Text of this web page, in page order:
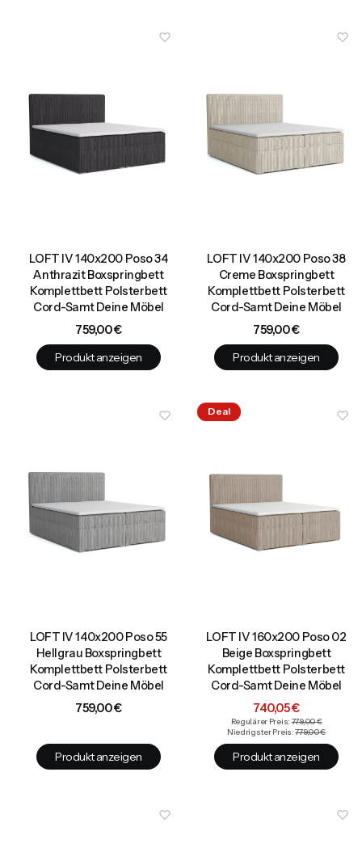
LOFT IV 140x200 Poso 34
Anthrazit Boxspringbett
Komplettbett Polsterbett
Cord-Samt Deine Möbel
Preis
759,00 €
Produkt anzeigen
LOFT IV 140x200 Poso 38
Creme Boxspringbett
Komplettbett Polsterbett
Cord-Samt Deine Möbel
Preis
759,00 €
Produkt anzeigen
LOFT IV 140x200 Poso 55
Hellgrau Boxspringbett
Komplettbett Polsterbett
Cord-Samt Deine Möbel
Preis
759,00 €
Produkt anzeigen
Deal
LOFT IV 160x200 Poso 02
Beige Boxspringbett
Komplettbett Polsterbett
Cord-Samt Deine Möbel
Aktionspreis
740,05 €
Regulärer Preis: 779,00 €
Niedrigster Preis: 779,00 €
Produkt anzeigen